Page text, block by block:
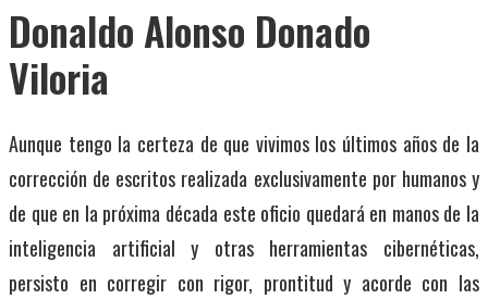
Donaldo Alonso Donado
Viloria
Aunque tengo la certeza de que vivimos los últimos años de la
corrección de escritos realizada exclusivamente por humanos y
de que en la próxima década este oficio quedará en manos de la
inteligencia artificial y otras herramientas cibernéticas,
persisto en corregir con rigor, prontitud y acorde con las